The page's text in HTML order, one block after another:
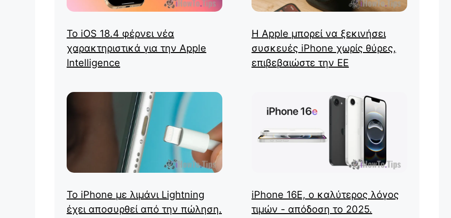
Το iOS 18.4 φέρνει νέα
χαρακτηριστικά για την Apple
Intelligence
Η Apple μπορεί να ξεκινήσει
συσκευές iPhone χωρίς θύρες,
επιβεβαιώστε την ΕΕ
Το iPhone με λιμάνι Lightning
έχει αποσυρθεί από την πώληση.
iPhone 16E, ο καλύτερος λόγος
τιμών - απόδοση το 2025.